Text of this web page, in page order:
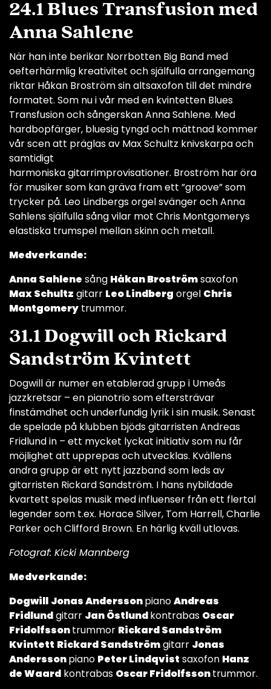
24.1 Blues Transfusion med
Anna Sahlene
När han inte berikar Norrbotten Big Band med
oefterhärmlig kreativitet och själfulla arrangemang
riktar Håkan Broström sin altsaxofon till det mindre
formatet. Som nu i vår med en kvintetten Blues
Transfusion och sångerskan Anna Sahlene. Med
hardbopfärger, bluesig tyngd och mättnad kommer
vår scen att präglas av Max Schultz knivskarpa och
samtidigt
harmoniska gitarrimprovisationer. Broström har öra
för musiker som kan gräva fram ett ”groove” som
trycker på. Leo Lindbergs orgel svänger och Anna
Sahlens själfulla sång vilar mot Chris Montgomerys
elastiska trumspel mellan skinn och metall.
Medverkande:
Anna Sahlene sång Håkan Broströmsaxofon
Max Schultz gitarr Leo Lindberg orgel Chris
Montgomery trummor.
31.1 Dogwill och Rickard
Sandström Kvintett
Dogwill är numer en etablerad grupp i Umeås
jazzkretsar – en pianotrio som eftersträvar
finstämdhet och underfundig lyrik i sin musik. Senast
de spelade på klubben bjöds gitarristen Andreas
Fridlund in – ett mycket lyckat initiativ som nu får
möjlighet att upprepas och utvecklas. Kvällens
andra grupp är ett nytt jazzband som leds av
gitarristen Rickard Sandström. I hans nybildade
kvartett spelas musik med influenser från ett flertal
legender som t.ex. Horace Silver, Tom Harrell, Charlie
Parker och Clifford Brown. En härlig kväll utlovas.
Fotograf: Kicki Mannberg
Medverkande:
Dogwill Jonas AnderssonpianoAndreas
Fridlundgitarr Jan Östlundkontrabas Oscar
Fridolfssontrummor Rickard Sandström
Kvintett Rickard Sandströmgitarr Jonas
Anderssonpiano Peter Lindqvist saxofon Hanz
de Waard kontrabas Oscar Fridolfssontrummor.